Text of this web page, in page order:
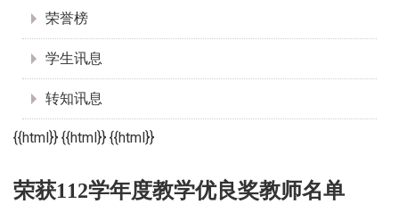
荣誉榜
学生讯息
转知讯息
{{html}} {{html}} {{html}}
荣获112学年度教学优良奖教师名单